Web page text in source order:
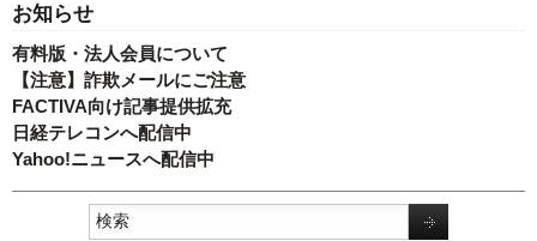
お知らせ
有料版・法人会員について
【注意】詐欺メールにご注意
FACTIVA向け記事提供拡充
日経テレコンへ配信中
Yahoo!ニュースへ配信中